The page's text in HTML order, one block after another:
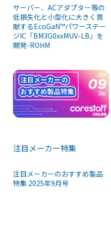
サーバー、ACアダプター等の
低損失化と小型化に大きく貢
献するEcoGaN™パワーステー
ジIC「BM3G0xxMUV-LB」を
開発-ROHM
注目メーカー特集
注目メーカーのおすすめ製品
特集 2025年9月号